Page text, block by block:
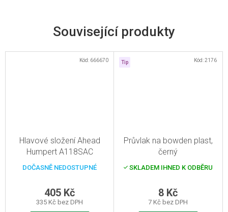
Související produkty
Hlavové složení Ahead
Humpert A118SAC
DOČASNĚ NEDOSTUPNÉ
335 Kč bez DPH
405 Kč
Kód: 666670 Tip
Průvlak na bowden plast,
černý
SKLADEM IHNED K ODBĚRU
7 Kč bez DPH
8 Kč
Kód:2176